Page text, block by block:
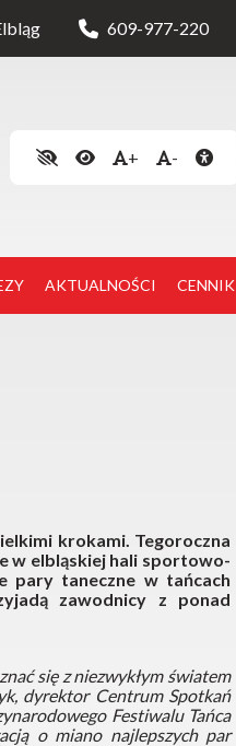
609-977-220
+ -
AKTUALNOŚCI CENNIK
krokami. Tegoroczna
w elbląskiej hali sportowo-
pary taneczne w tańcach
zawodnicy z ponad
się z niezwykłym światem
dyrektor Centrum Spotkań
Festiwalu Tańca
o miano najlepszych par